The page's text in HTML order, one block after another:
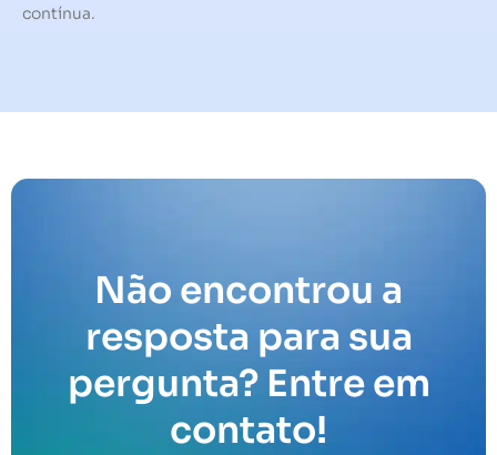
contínua.
Não encontrou a
resposta para sua
pergunta? Entre em
contato!